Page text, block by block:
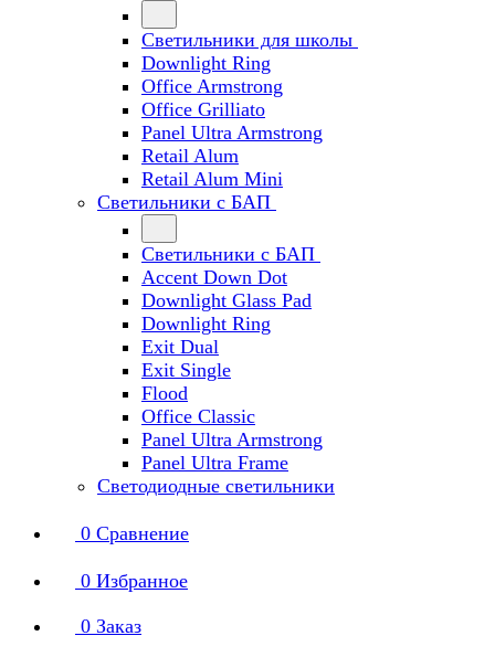
Светильники для школы
Downlight Ring
Office Armstrong
Office Grilliato
Panel Ultra Armstrong
Retail Alum
Retail Alum Mini
Светильники с БАП
Светильники с БАП
Accent Down Dot
Downlight Glass Pad
Downlight Ring
Exit Dual
Exit Single
Flood
Office Classic
Panel Ultra Armstrong
Panel Ultra Frame
Светодиодные светильники
0 Сравнение
0 Избранное
0 Заказ